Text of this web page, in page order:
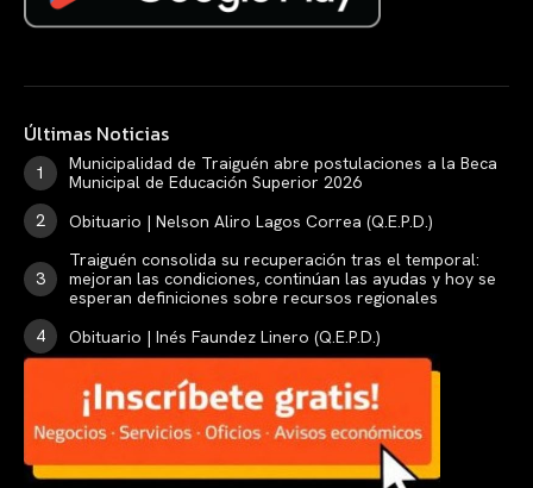
Últimas Noticias
Municipalidad de Traiguén abre postulaciones a la Beca
Municipal de Educación Superior 2026
Obituario | Nelson Aliro Lagos Correa (Q.E.P.D.)
Traiguén consolida su recuperación tras el temporal:
mejoran las condiciones, continúan las ayudas y hoy se
esperan definiciones sobre recursos regionales
Obituario | Inés Faundez Linero (Q.E.P.D.)